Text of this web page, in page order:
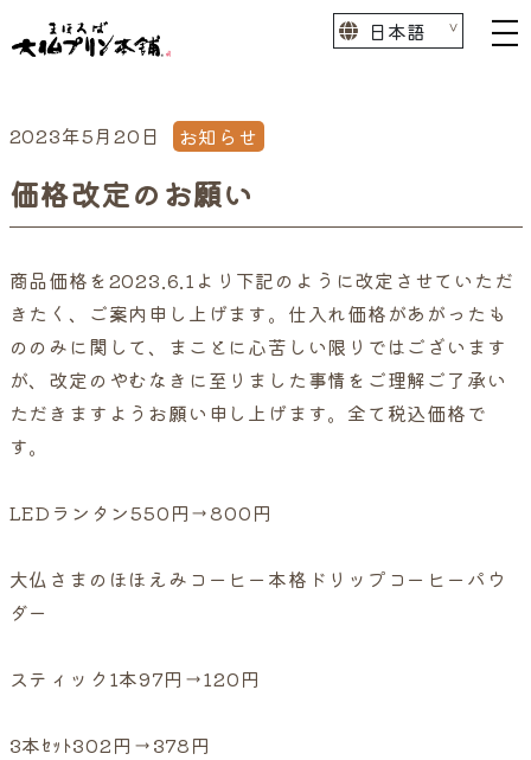
2023年5月20日 お知らせ
価格改定のお願い
商品価格を2023.6.1より下記のように改定させていただ
きたく、ご案内申し上げます。仕入れ価格があがったも
ののみに関して、まことに心苦しい限りではございます
が、改定のやむなきに至りました事情をご理解ご了承い
ただきますようお願い申し上げます。全て税込価格で
す。
LEDランタン550円→800円
大仏さまのほほえみコーヒー本格ドリップコーヒーパウ
ダー
スティック1本97円→120円
3本ｾｯﾄ302円→378円